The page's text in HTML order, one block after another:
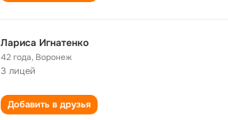
Лариса Игнатенко
42 года, Воронеж
3 лицей
Добавить в друзья